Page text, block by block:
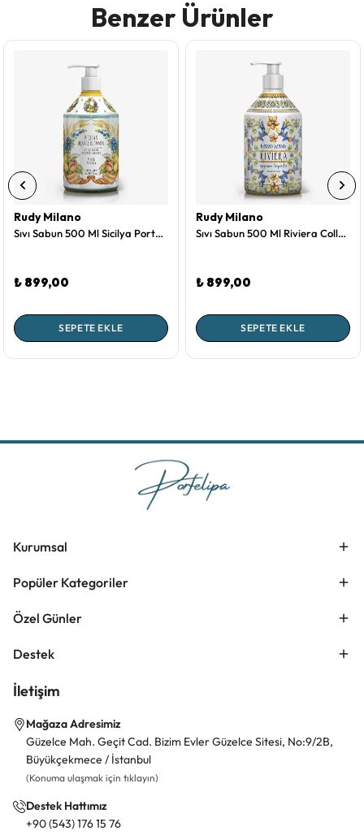
Benzer Ürünler
Rudy Milano
Sıvı Sabun 500 Ml Sicilya Portakal Çiçeği Collection by Rudy Milano
₺ 899,00
SEPETE EKLE
Rudy Milano
Sıvı Sabun 500 Ml Riviera Collection by Rudy Milano
₺ 899,00
SEPETE EKLE
Kurumsal
Popüler Kategoriler
Özel Günler
Destek
İletişim
Mağaza Adresimiz
Güzelce Mah. Geçit Cad. Bizim Evler Güzelce Sitesi, No:9/2B,
Büyükçekmece / İstanbul
(Konuma ulaşmak için tıklayın)
Destek Hattımız
+90 (543) 176 15 76